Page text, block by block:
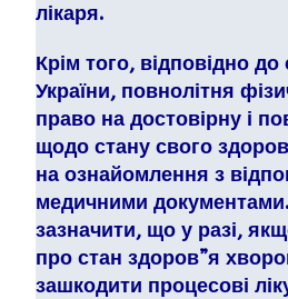
лікаря.
Крім того, відповідно до
України, повнолітня
право на достовірну і
щодо стану свого
на ознайомлення з
медичними
зазначити, що у разі,
про стан здоров”я
зашкодити процесові